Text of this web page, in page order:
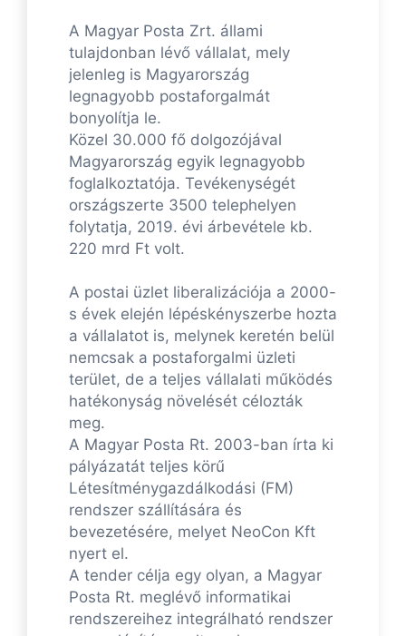
A Magyar Posta Zrt. állami
tulajdonban lévő vállalat, mely
jelenleg is Magyarország
legnagyobb postaforgalmát
bonyolítja le.
Közel 30.000 fő dolgozójával
Magyarország egyik legnagyobb
foglalkoztatója. Tevékenységét
országszerte 3500 telephelyen
folytatja, 2019. évi árbevétele kb.
220 mrd Ft volt.
A postai üzlet liberalizációja a 2000-
s évek elején lépéskényszerbe hozta
a vállalatot is, melynek keretén belül
nemcsak a postaforgalmi üzleti
terület, de a teljes vállalati működés
hatékonyság növelését célozták
meg.
A Magyar Posta Rt. 2003-ban írta ki
pályázatát teljes körű
Létesítménygazdálkodási (FM)
rendszer szállítására és
bevezetésére, melyet NeoCon Kft
nyert el.
A tender célja egy olyan, a Magyar
Posta Rt. meglévő informatikai
rendszereihez integrálható rendszer